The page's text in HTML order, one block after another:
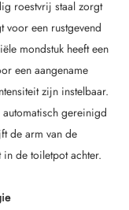
roestvrij staal zorgt
voor een rustgevend
mondstuk heeft een
een aangename
zijn instelbaar.
gereinigd
de arm van de
de toiletpot achter.